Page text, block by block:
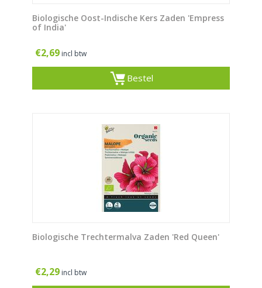
Biologische Oost-Indische Kers Zaden 'Empress
of India'
€2,69 incl btw
Bestel
Biologische Trechtermalva Zaden 'Red Queen'
€2,29 incl btw